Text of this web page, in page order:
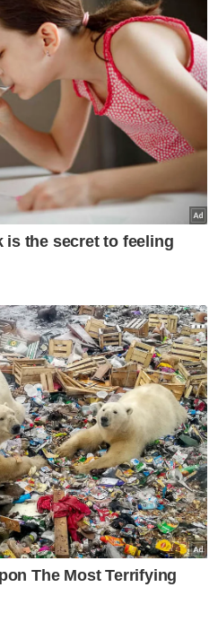
cuba selamatkan
kolam ikan
direman
bantu siasatan kes
lelaki dipercayai
pengguna jalan
eksport ke Israel